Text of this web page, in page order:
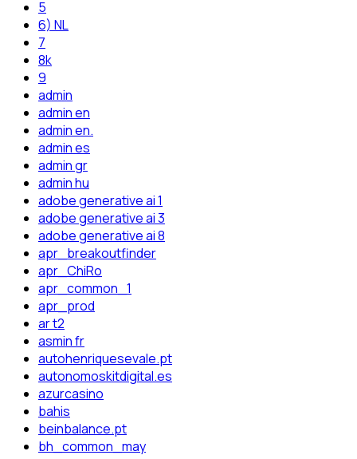
5
6) NL
7
8k
9
admin
admin en
admin en.
admin es
admin gr
admin hu
adobe generative ai 1
adobe generative ai 3
adobe generative ai 8
apr_breakoutfinder
apr_ChiRo
apr_common_1
apr_prod
ar t2
asmin fr
autohenriquesevale.pt
autonomoskitdigital.es
azurcasino
bahis
beinbalance.pt
bh_common_may